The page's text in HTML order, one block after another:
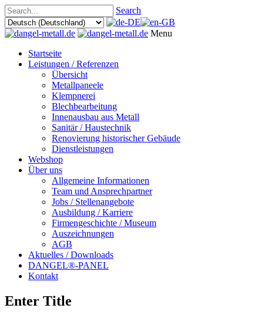
Search
Menu
Startseite
Leistungen / Referenzen
Übersicht
Metallpaneele
Klempnerei
Blechbearbeitung
Innenausbau aus Metall
Sanitär / Haustechnik
Renovierung historischer Gebäude
Dienstleistungen
Webshop
Über uns
Allgemeine Informationen
Team und Ansprechpartner
Jobs / Stellenangebote
Ausbildung / Karriere
Firmengeschichte / Museum
Auszeichnungen
AGB
Aktuelles / Downloads
DANGEL®-PANEL
Kontakt
Enter Title